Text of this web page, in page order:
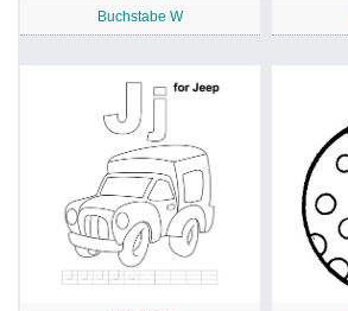
Buchstabe W